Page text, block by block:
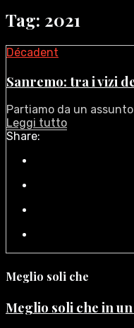
Tag: 2021
Décadent
Sanremo: tra i vizi
Partiamo da un
Leggi tutto
Share:
Meglio soli che
Meglio soli che in